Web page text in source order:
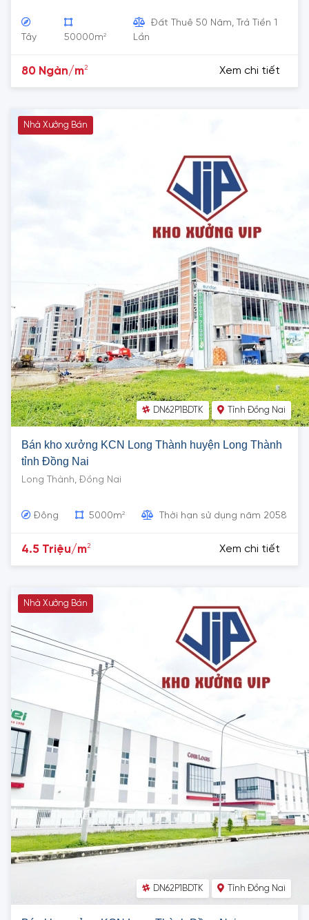
Tây 50000m2
Đất Thuê 50 Năm, Trả Tiền 1
Lần
80 Ngàn/m2 Xem chi tiết
Nhà Xưởng Bán
DN62P1BDTK Tỉnh Đồng Nai
Bán kho xưởng KCN Long Thành huyện Long Thành
tỉnh Đồng Nai
Long Thành, Đồng Nai
Đông 5000m2 Thời hạn sử dụng năm 2058
4.5 Triệu/m2 Xem chi tiết
Nhà Xưởng Bán
DN62P1BDTK Tỉnh Đồng Nai